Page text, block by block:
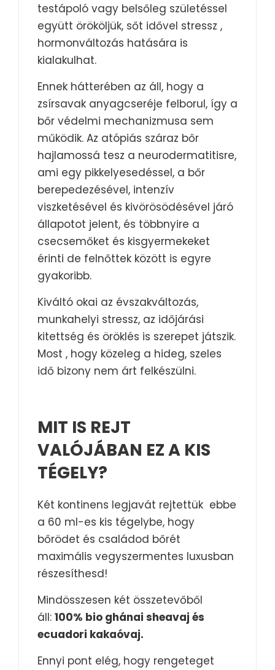
testápoló vagy belsőleg születéssel
együtt örököljük, sőt idővel stressz ,
hormonváltozás hatására is
kialakulhat.
Ennek hátterében az áll, hogy a
zsírsavak anyagcseréje felborul, így a
bőr védelmi mechanizmusa sem
működik. Az atópiás száraz bőr
hajlamossá tesz a neurodermatitisre,
ami egy pikkelyesedéssel, a bőr
berepedezésével, intenzív
viszketésével és kivörösödésével járó
állapotot jelent, és többnyire a
csecsemőket és kisgyermekeket
érinti de felnőttek között is egyre
gyakoribb.
Kiváltó okai az évszakváltozás,
munkahelyi stressz, az időjárási
kitettség és öröklés is szerepet játszik.
Most , hogy közeleg a hideg, szeles
idő bizony nem árt felkészülni.
MIT IS REJT
VALÓJÁBAN EZ A KIS
TÉGELY?
Két kontinens legjavát rejtettük ebbe
a 60 ml-es kis tégelybe, hogy
bőrödet és családod bőrét
maximális vegyszermentes luxusban
részesíthesd!
Mindösszesen két összetevőből
áll: 100% bio ghánai sheavaj és
ecuadori kakaóvaj.
Ennyi pont elég, hogy rengeteget